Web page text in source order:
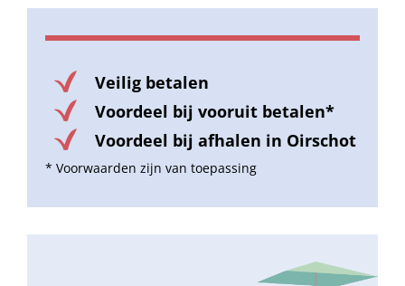
Veilig betalen
Voordeel bij vooruit betalen*
Voordeel bij afhalen in Oirschot
* Voorwaarden zijn van toepassing